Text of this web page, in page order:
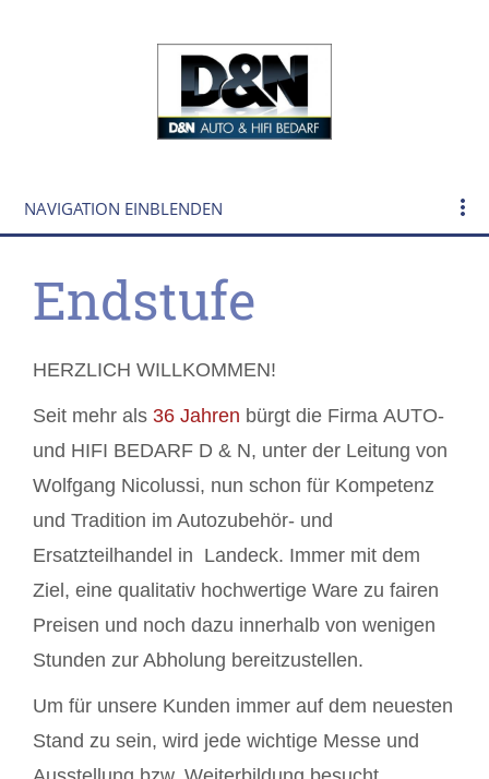
NAVIGATION EINBLENDEN
Endstufe
HERZLICH WILLKOMMEN!
Seit mehr als 36 Jahren bürgt die Firma AUTO-
und HIFI BEDARF D & N, unter der Leitung von
Wolfgang Nicolussi, nun schon für Kompetenz
und Tradition im Autozubehör- und
Ersatzteilhandel in Landeck. Immer mit dem
Ziel, eine qualitativ hochwertige Ware zu fairen
Preisen und noch dazu innerhalb von wenigen
Stunden zur Abholung bereitzustellen.
Um für unsere Kunden immer auf dem neuesten
Stand zu sein, wird jede wichtige Messe und